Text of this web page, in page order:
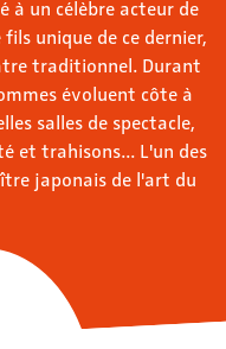
à un célèbre acteur de
unique de ce dernier,
traditionnel. Durant
évoluent côte à
salles de spectacle,
et trahisons... L'un des
japonais de l'art du